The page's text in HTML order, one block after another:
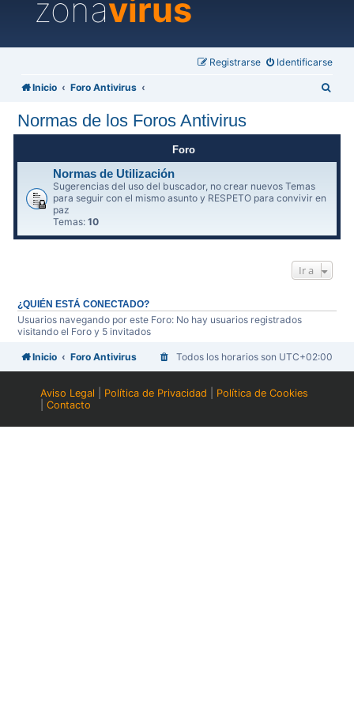
zonavirus
Identificarse
Registrarse
Inicio Foro Antivirus
Normas de los Foros Antivirus
Foro
Normas de Utilización
Sugerencias del uso del buscador, no crear nuevos Temas
para seguir con el mismo asunto y RESPETO para convivir en
paz
Temas:10
Ir a
¿QUIÉN ESTÁ CONECTADO?
Usuarios navegando por este Foro: No hay usuarios registrados
visitando el Foro y 5 invitados
Inicio Foro Antivirus Todos los horarios son UTC+02:00
Aviso Legal Política de Privacidad
Política de Cookies
|Contacto